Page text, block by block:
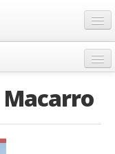
Macarro